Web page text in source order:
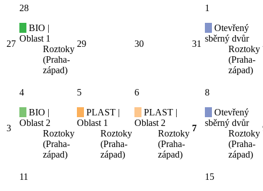
27
28
BIO |
Oblast 1
Roztoky
(Praha-
západ)
29 30 31
1
Otevřený
sběrný dvůr
Roztoky
(Praha-
západ)
3
4
BIO |
Oblast 2
Roztoky
(Praha-
západ)
5
PLAST |
Oblast 1
Roztoky
(Praha-
západ)
6
PLAST |
Oblast 2
Roztoky
(Praha-
západ)
7
8
Otevřený
sběrný dvůr
Roztoky
(Praha-
západ)
11
15